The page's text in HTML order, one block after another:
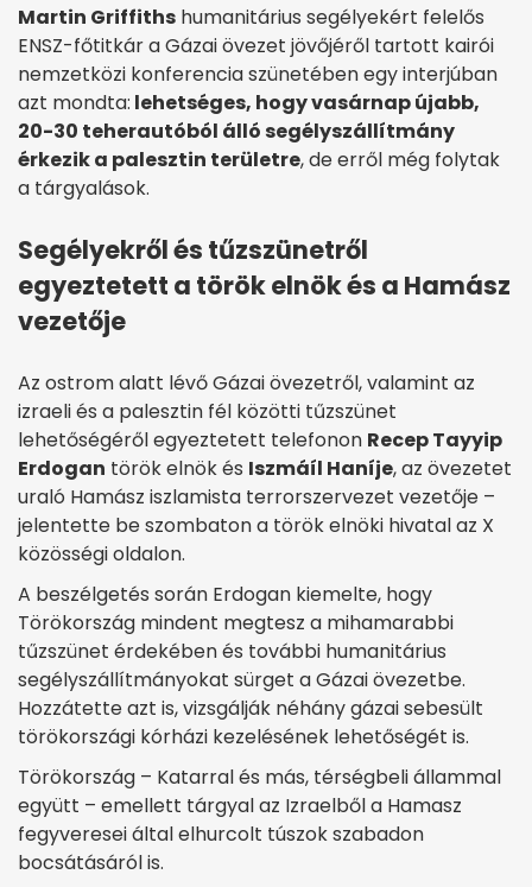
Martin Griffiths humanitárius segélyekért felelős
ENSZ-főtitkár a Gázai övezet jövőjéről tartott kairói
nemzetközi konferencia szünetében egy interjúban
azt mondta: lehetséges, hogy vasárnap újabb,
20-30 teherautóból álló segélyszállítmány
érkezik a palesztin területre, de erről még folytak
a tárgyalások.
Segélyekről és tűzszünetről
egyeztetett a török elnök és a Hamász
vezetője
Az ostrom alatt lévő Gázai övezetről, valamint az
izraeli és a palesztin fél közötti tűzszünet
lehetőségéről egyeztetett telefonon Recep Tayyip
Erdogan török elnök és Iszmáíl Haníje, az övezetet
uraló Hamász iszlamista terrorszervezet vezetője –
jelentette be szombaton a török elnöki hivatal az X
közösségi oldalon.
A beszélgetés során Erdogan kiemelte, hogy
Törökország mindent megtesz a mihamarabbi
tűzszünet érdekében és további humanitárius
segélyszállítmányokat sürget a Gázai övezetbe.
Hozzátette azt is, vizsgálják néhány gázai sebesült
törökországi kórházi kezelésének lehetőségét is.
Törökország – Katarral és más, térségbeli állammal
együtt – emellett tárgyal az Izraelből a Hamasz
fegyveresei által elhurcolt túszok szabadon
bocsátásáról is.